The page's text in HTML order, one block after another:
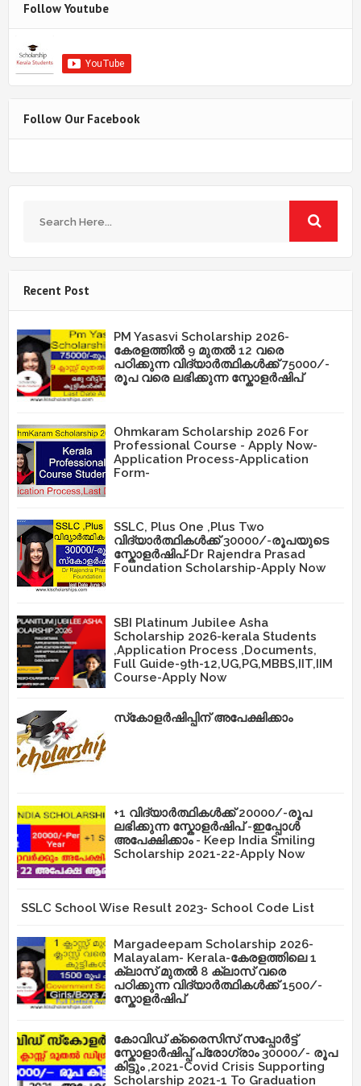
Follow Youtube
Follow Our Facebook
Recent Post
PM Yasasvi Scholarship 2026-
കേരളത്തിൽ 9 മുതൽ 12 വരെ
പഠിക്കുന്ന വിദ്യാർത്ഥികൾക്ക് 75000/-
രൂപ വരെ ലഭിക്കുന്ന സ്കോളർഷിപ്
Ohmkaram Scholarship 2026 For
Professional Course - Apply Now-
Application Process-Application
Form-
SSLC, Plus One ,Plus Two
വിദ്യാർത്ഥികൾക്ക് 30000/-രൂപയുടെ
സ്കോളർഷിപ്-Dr Rajendra Prasad
Foundation Scholarship-Apply Now
SBI Platinum Jubilee Asha
Scholarship 2026-kerala Students
,Application Process ,Documents,
Full Guide-9th-12,UG,PG,MBBS,IIT,IIM
Course-Apply Now
സ്‌കോളർഷിപ്പിന് അപേക്ഷിക്കാം
+1 വിദ്യാർത്ഥികൾക്ക് 20000/-രൂപ
ലഭിക്കുന്ന സ്കോളർഷിപ് -ഇപ്പോൾ
അപേക്ഷിക്കാം - Keep India Smiling
Scholarship 2021-22-Apply Now
SSLC School Wise Result 2023- School Code List
Margadeepam Scholarship 2026-
Malayalam- Kerala-കേരളത്തിലെ 1
ക്ലാസ് മുതൽ 8 ക്ലാസ് വരെ
പഠിക്കുന്ന വിദ്യാർത്ഥികൾക്ക് 1500/-
സ്കോളർഷിപ്
കോവിഡ് ക്രൈസിസ് സപ്പോർട്ട്
സ്കോളാർഷിപ്പ് പ്രോഗ്രാം 30000/- രൂപ
കിട്ടും ,2021-Covid Crisis Supporting
Scholarship 2021-1 To Graduation